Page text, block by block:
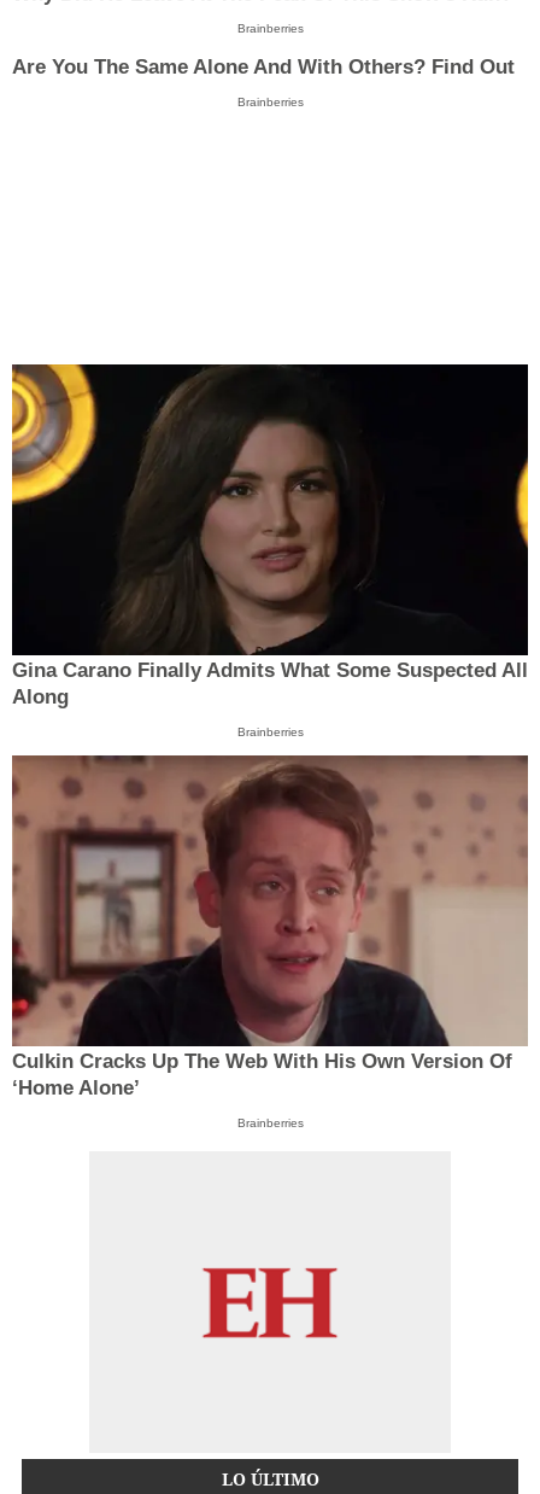
Brainberries
Are You The Same Alone And With Others? Find Out
Brainberries
Gina Carano Finally Admits What Some Suspected All
Along
Brainberries
Culkin Cracks Up The Web With His Own Version Of
‘Home Alone’
Brainberries
LO ÚLTIMO